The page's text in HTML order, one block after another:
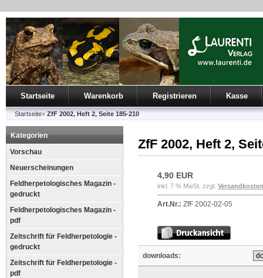
Startseite Warenkorb Registrieren Kasse
Startseite» ZfF 2002, Heft 2, Seite 185-210
Kategorien
Vorschau
Neuerscheinungen
Feldherpetologisches Magazin -
gedruckt
Feldherpetologisches Magazin -
pdf
Zeitschrift für Feldherpetologie -
gedruckt
Zeitschrift für Feldherpetologie -
pdf
ZfF 2002, Heft 2,
4,90 EUR
inkl. 7 % MwSt. zzgl. Versandkosten
Art.Nr.: ZfF 2002-02-05
downloads: